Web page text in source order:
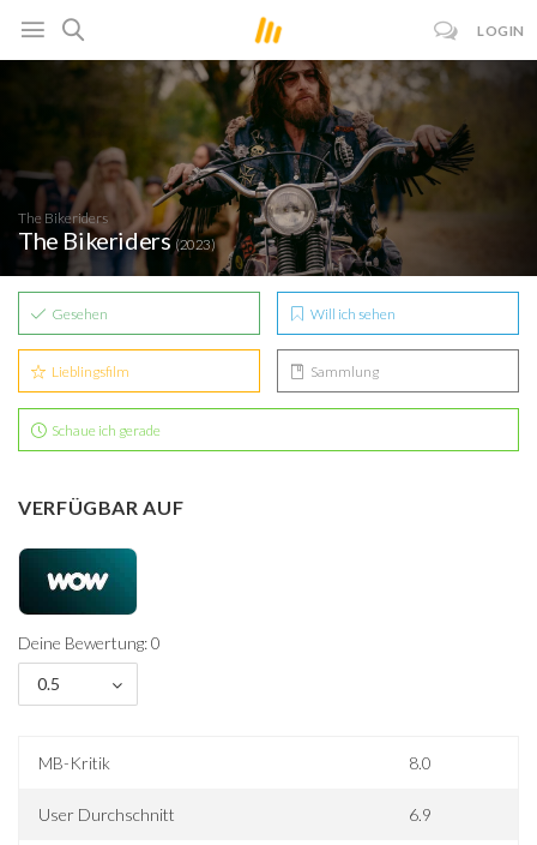
LOGIN
The Bikeriders
The Bikeriders(2023)
Gesehen Will ich sehen
Lieblingsfilm Sammlung
Schaue ich gerade
VERFÜGBAR AUF
Deine Bewertung: 0
0.5
MB-Kritik 8.0
User Durchschnitt 6.9